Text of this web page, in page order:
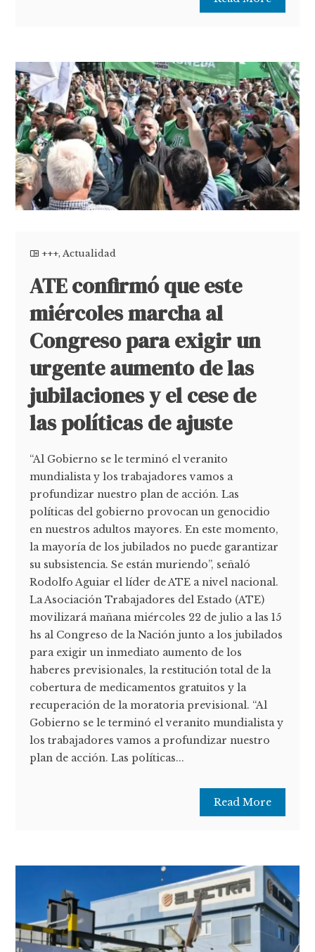
+++,Actualidad
ATE confirmó que este
miércoles marcha al
Congreso para exigir un
urgente aumento de las
jubilaciones y el cese de
las políticas de ajuste
“Al Gobierno se le terminó el veranito
mundialista y los trabajadores vamos a
profundizar nuestro plan de acción. Las
políticas del gobierno provocan un genocidio
en nuestros adultos mayores. En este momento,
la mayoría de los jubilados no puede garantizar
su subsistencia. Se están muriendo”, señaló
Rodolfo Aguiar el líder de ATE a nivel nacional.
La Asociación Trabajadores del Estado (ATE)
movilizará mañana miércoles 22 de julio a las 15
hs al Congreso de la Nación junto a los jubilados
para exigir un inmediato aumento de los
haberes previsionales, la restitución total de la
cobertura de medicamentos gratuitos y la
recuperación de la moratoria previsional. “Al
Gobierno se le terminó el veranito mundialista y
los trabajadores vamos a profundizar nuestro
plan de acción. Las políticas...
Read More